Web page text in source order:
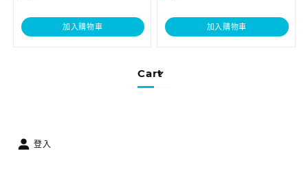
Cart
加入購物車 加入購物車
登入